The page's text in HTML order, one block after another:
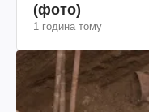
(фото)
1 година тому